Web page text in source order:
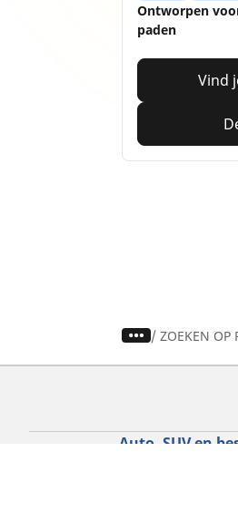
Ontworpen
paden
Vind
/ ZOEKEN OP
Auto, SUV en